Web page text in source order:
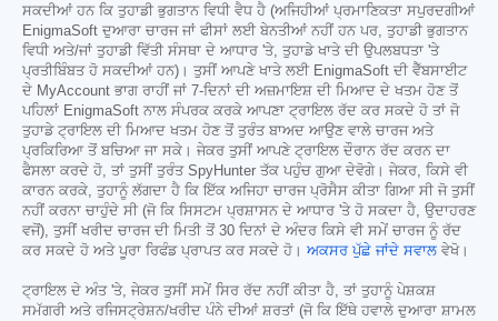
ਸਕਦੀਆਂ ਹਨ ਕਿ ਤੁਹਾਡੀ ਭੁਗਤਾਨ ਵਿਧੀ ਵੈਧ ਹੈ (ਅਜਿਹੀਆਂ ਪ੍ਰਮਾਣਿਕਤਾ ਸਪੁਰਦਗੀਆਂ
EnigmaSoft ਦੁਆਰਾ ਚਾਰਜ ਜਾਂ ਫੀਸਾਂ ਲਈ ਬੇਨਤੀਆਂ ਨਹੀਂ ਹਨ ਪਰ, ਤੁਹਾਡੀ ਭੁਗਤਾਨ
ਵਿਧੀ ਅਤੇ/ਜਾਂ ਤੁਹਾਡੀ ਵਿੱਤੀ ਸੰਸਥਾ ਦੇ ਆਧਾਰ 'ਤੇ, ਤੁਹਾਡੇ ਖਾਤੇ ਦੀ ਉਪਲਬਧਤਾ 'ਤੇ
ਪ੍ਰਤੀਬਿੰਬਤ ਹੋ ਸਕਦੀਆਂ ਹਨ)। ਤੁਸੀਂ ਆਪਣੇ ਖਾਤੇ ਲਈ EnigmaSoft ਦੀ ਵੈੱਬਸਾਈਟ
ਦੇ MyAccount ਭਾਗ ਰਾਹੀਂ ਜਾਂ 7-ਦਿਨਾਂ ਦੀ ਅਜ਼ਮਾਇਸ਼ ਦੀ ਮਿਆਦ ਦੇ ਖਤਮ ਹੋਣ ਤੋਂ
ਪਹਿਲਾਂ EnigmaSoft ਨਾਲ ਸੰਪਰਕ ਕਰਕੇ ਆਪਣਾ ਟ੍ਰਾਇਲ ਰੱਦ ਕਰ ਸਕਦੇ ਹੋ ਤਾਂ ਜੋ
ਤੁਹਾਡੇ ਟ੍ਰਾਇਲ ਦੀ ਮਿਆਦ ਖਤਮ ਹੋਣ ਤੋਂ ਤੁਰੰਤ ਬਾਅਦ ਆਉਣ ਵਾਲੇ ਚਾਰਜ ਅਤੇ
ਪ੍ਰਕਿਰਿਆ ਤੋਂ ਬਚਿਆ ਜਾ ਸਕੇ। ਜੇਕਰ ਤੁਸੀਂ ਆਪਣੇ ਟ੍ਰਾਇਲ ਦੌਰਾਨ ਰੱਦ ਕਰਨ ਦਾ
ਫੈਸਲਾ ਕਰਦੇ ਹੋ, ਤਾਂ ਤੁਸੀਂ ਤੁਰੰਤ SpyHunter ਤੱਕ ਪਹੁੰਚ ਗੁਆ ਦੇਵੋਗੇ। ਜੇਕਰ, ਕਿਸੇ ਵੀ
ਕਾਰਨ ਕਰਕੇ, ਤੁਹਾਨੂੰ ਲੱਗਦਾ ਹੈ ਕਿ ਇੱਕ ਅਜਿਹਾ ਚਾਰਜ ਪ੍ਰੋਸੈਸ ਕੀਤਾ ਗਿਆ ਸੀ ਜੋ ਤੁਸੀਂ
ਨਹੀਂ ਕਰਨਾ ਚਾਹੁੰਦੇ ਸੀ (ਜੋ ਕਿ ਸਿਸਟਮ ਪ੍ਰਸ਼ਾਸਨ ਦੇ ਆਧਾਰ 'ਤੇ ਹੋ ਸਕਦਾ ਹੈ, ਉਦਾਹਰਣ
ਵਜੋਂ), ਤੁਸੀਂ ਖਰੀਦ ਚਾਰਜ ਦੀ ਮਿਤੀ ਤੋਂ 30 ਦਿਨਾਂ ਦੇ ਅੰਦਰ ਕਿਸੇ ਵੀ ਸਮੇਂ ਚਾਰਜ ਨੂੰ ਰੱਦ
ਕਰ ਸਕਦੇ ਹੋ ਅਤੇ ਪੂਰਾ ਰਿਫੰਡ ਪ੍ਰਾਪਤ ਕਰ ਸਕਦੇ ਹੋ। ਅਕਸਰ ਪੁੱਛੇ ਜਾਂਦੇ ਸਵਾਲ ਵੇਖੋ।
ਟ੍ਰਾਇਲ ਦੇ ਅੰਤ 'ਤੇ, ਜੇਕਰ ਤੁਸੀਂ ਸਮੇਂ ਸਿਰ ਰੱਦ ਨਹੀਂ ਕੀਤਾ ਹੈ, ਤਾਂ ਤੁਹਾਨੂੰ ਪੇਸ਼ਕਸ਼
ਸਮੱਗਰੀ ਅਤੇ ਰਜਿਸਟ੍ਰੇਸ਼ਨ/ਖਰੀਦ ਪੰਨੇ ਦੀਆਂ ਸ਼ਰਤਾਂ (ਜੋ ਕਿ ਇੱਥੇ ਹਵਾਲੇ ਦੁਆਰਾ ਸ਼ਾਮਲ